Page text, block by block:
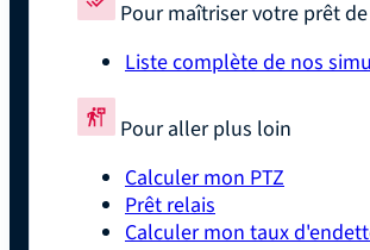
Pour maîtriser votre prêt de
Liste complète de nos
Pour aller plus loin
Calculer mon PTZ
Prêt relais
Calculer mon taux